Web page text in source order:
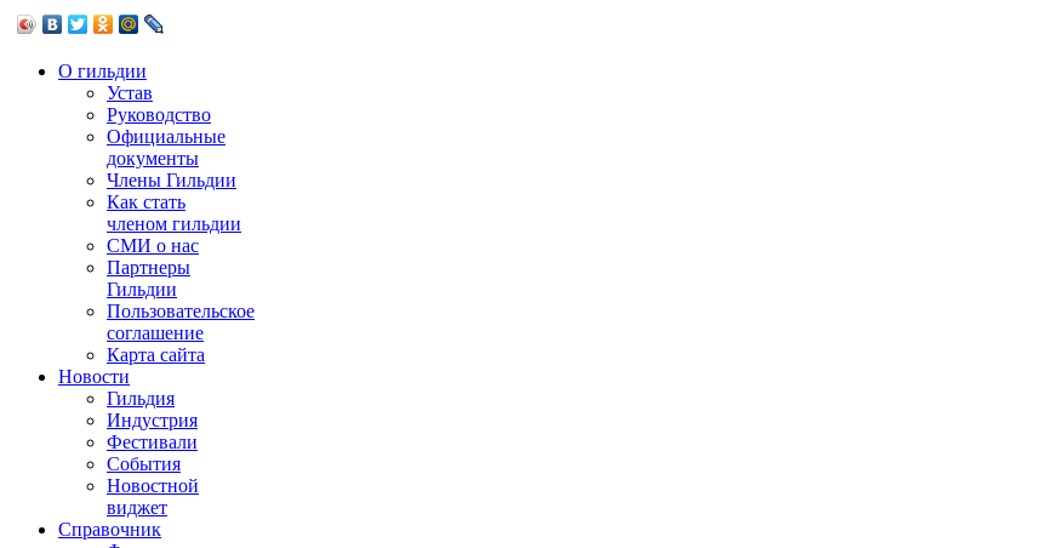
О гильдии
Устав
Руководство
Официальные
документы
Члены Гильдии
Как стать
членом гильдии
СМИ о нас
Партнеры
Гильдии
Пользовательское
соглашение
Карта сайта
Новости
Гильдия
Индустрия
Фестивали
События
Новостной
виджет
Справочник